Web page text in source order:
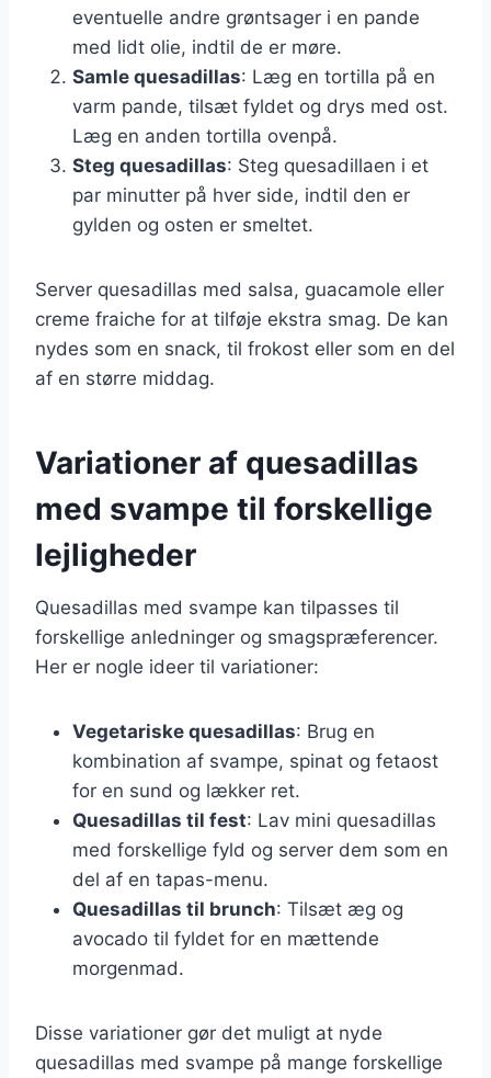
eventuelle andre grøntsager i en pande
med lidt olie, indtil de er møre.
Samle quesadillas: Læg en tortilla på en
varm pande, tilsæt fyldet og drys med ost.
Læg en anden tortilla ovenpå.
Steg quesadillas: Steg quesadillaen i et
par minutter på hver side, indtil den er
gylden og osten er smeltet.
Server quesadillas med salsa, guacamole eller
creme fraiche for at tilføje ekstra smag. De kan
nydes som en snack, til frokost eller som en del
af en større middag.
Variationer af quesadillas
med svampe til forskellige
lejligheder
Quesadillas med svampe kan tilpasses til
forskellige anledninger og smagspræferencer.
Her er nogle ideer til variationer:
Vegetariske quesadillas: Brug en
kombination af svampe, spinat og fetaost
for en sund og lækker ret.
Quesadillas til fest: Lav mini quesadillas
med forskellige fyld og server dem som en
del af en tapas-menu.
Quesadillas til brunch: Tilsæt æg og
avocado til fyldet for en mættende
morgenmad.
Disse variationer gør det muligt at nyde
quesadillas med svampe på mange forskellige